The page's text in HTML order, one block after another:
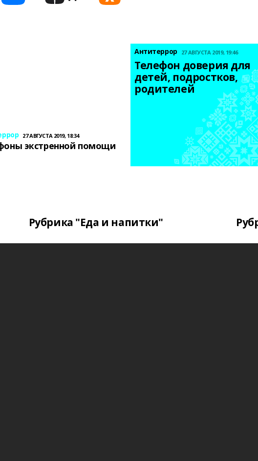
27 АВГУСТА 2019, 18:34
экстренной помощи
Антитеррор 27 АВГУСТА 2019, 19:46
Телефон доверия для
детей, подростков,
родителей
Рубрика "Еда и напитки"